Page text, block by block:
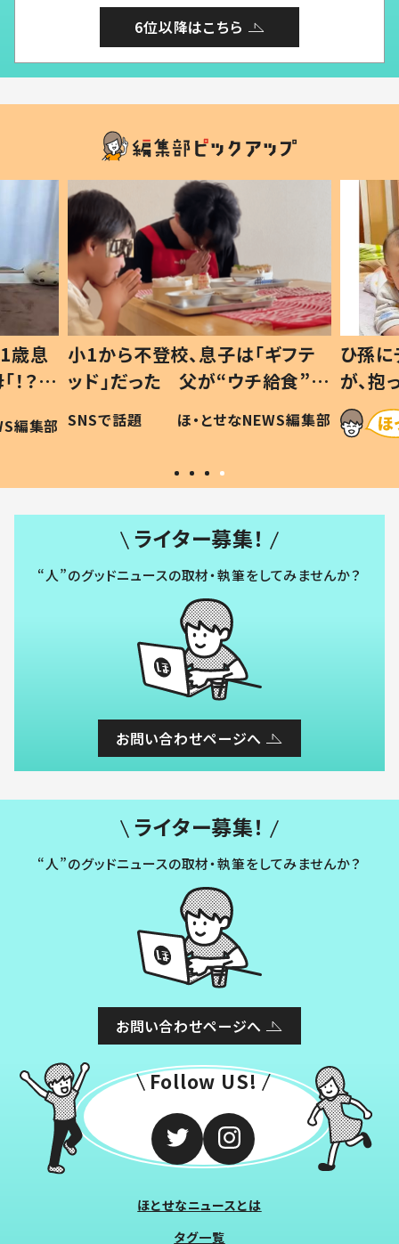
6位以降はこちら
フテ
食”を
編集部
ひ孫にデレデレな80歳じいじ
が、抱っこすると…ひ孫の反応に
「涙が出ました」「可愛くて仕方な
い」
ほ・とせなNEWS編集部
ライター募集！
“人”のグッドニュースの取材・執筆をしてみませんか？
お問い合わせページへ
ライター募集！
“人”のグッドニュースの取材・執筆をしてみませんか？
お問い合わせページへ
Follow US!
ほとせなニュースとは
タグ一覧